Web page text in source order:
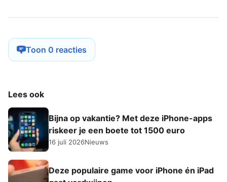
Toon 0 reacties
Lees ook
Bijna op vakantie? Met deze iPhone-apps
riskeer je een boete tot 1500 euro
16 juli 2026Nieuws
Deze populaire game voor iPhone én iPad